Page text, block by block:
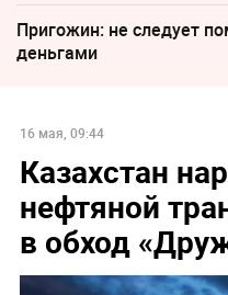
Пригожин: не следует
деньгами
16 мая, 09:44
Казахстан
нефтяной
в обход